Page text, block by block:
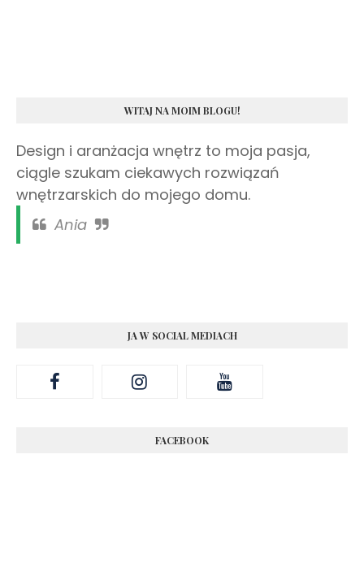
WITAJ NA MOIM BLOGU!
Design i aranżacja wnętrz to moja pasja,
ciągle szukam ciekawych rozwiązań
wnętrzarskich do mojego domu.
Ania
JA W SOCIAL MEDIACH
FACEBOOK